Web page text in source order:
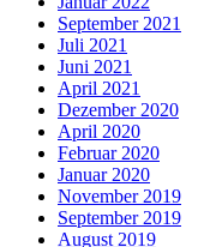
September 2021
Juli 2021
Juni 2021
April 2021
Dezember 2020
April 2020
Februar 2020
Januar 2020
November 2019
September 2019
August 2019